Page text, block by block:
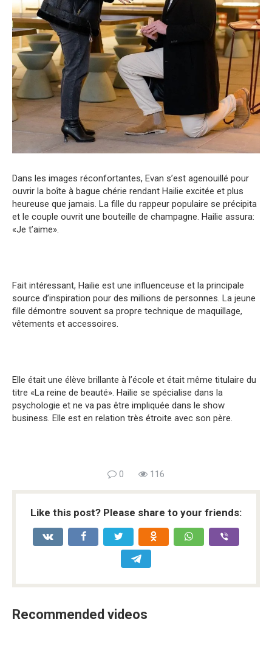
Dans les images réconfortantes, Evan s’est agenouillé pour
ouvrir la boîte à bague chérie rendant Hailie excitée et plus
heureuse que jamais. La fille du rappeur populaire se précipita
et le couple ouvrit une bouteille de champagne. Hailie assura:
«Je t’aime».
Fait intéressant, Hailie est une influenceuse et la principale
source d’inspiration pour des millions de personnes. La jeune
fille démontre souvent sa propre technique de maquillage,
vêtements et accessoires.
Elle était une élève brillante à l’école et était même titulaire du
titre «La reine de beauté». Hailie se spécialise dans la
psychologie et ne va pas être impliquée dans le show
business. Elle est en relation très étroite avec son père.
0 116
Like this post? Please share to your friends:
Recommended videos